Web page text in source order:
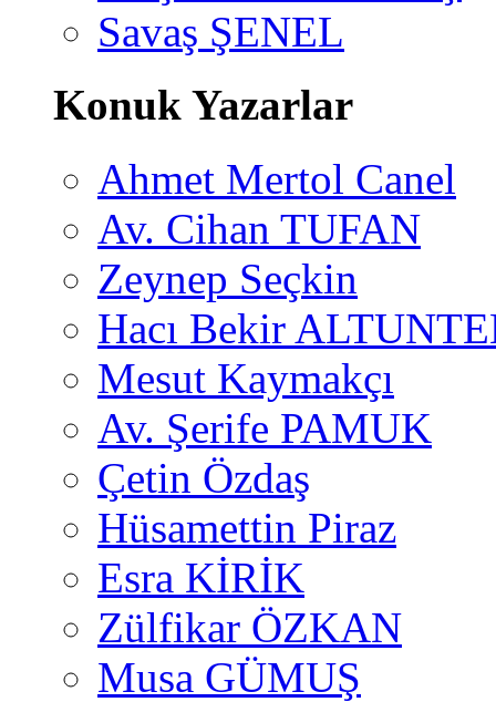
Savaş ŞENEL
Konuk Yazarlar
Ahmet Mertol Canel
Av. Cihan TUFAN
Zeynep Seçkin
Hacı Bekir
Mesut Kaymakçı
Av. Şerife PAMUK
Çetin Özdaş
Hüsamettin Piraz
Esra KİRİK
Zülfikar ÖZKAN
Musa GÜMUŞ